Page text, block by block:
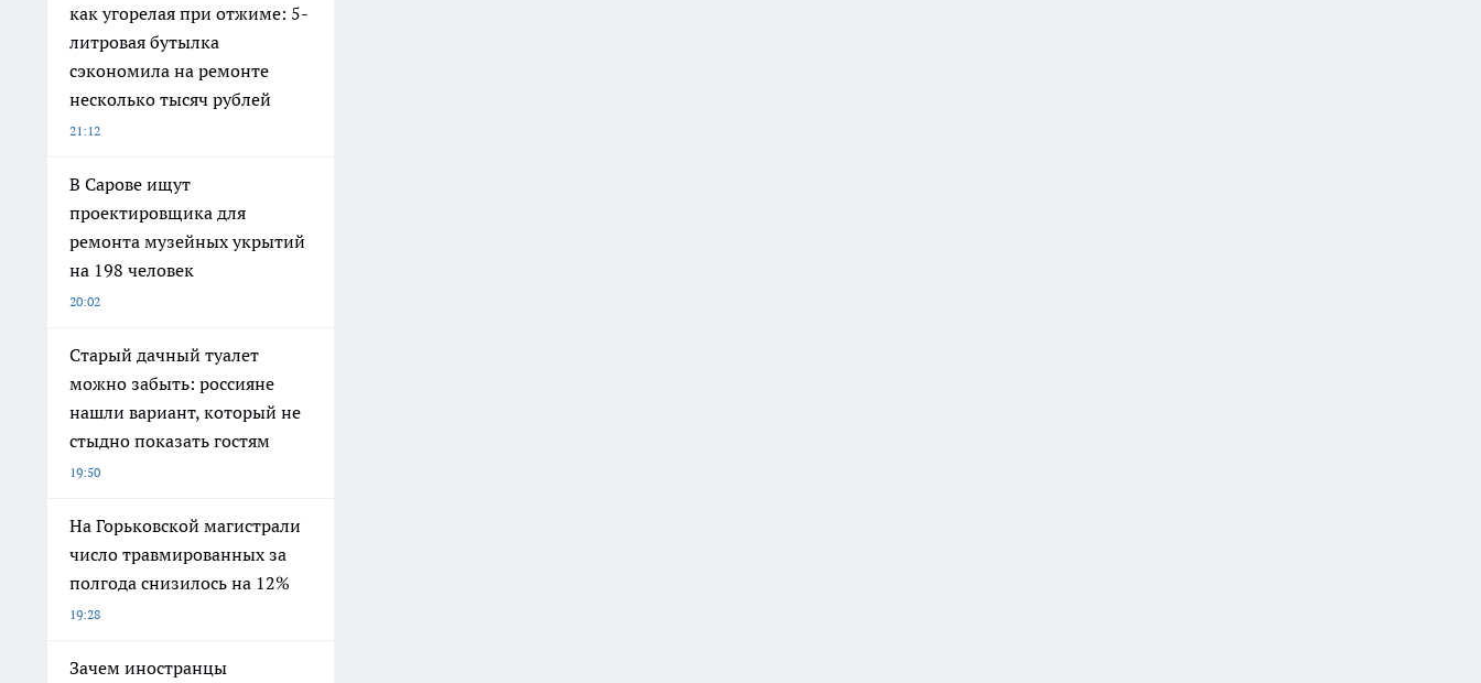
как угорелая при отжиме: 5-
литровая бутылка
сэкономила на ремонте
несколько тысяч рублей
21:12
В Сарове ищут
проектировщика для
ремонта музейных укрытий
на 198 человек
20:02
Старый дачный туалет
можно забыть: россияне
нашли вариант, который не
стыдно показать гостям
19:50
На Горьковской магистрали
число травмированных за
полгода снизилось на 12%
19:28
Зачем иностранцы